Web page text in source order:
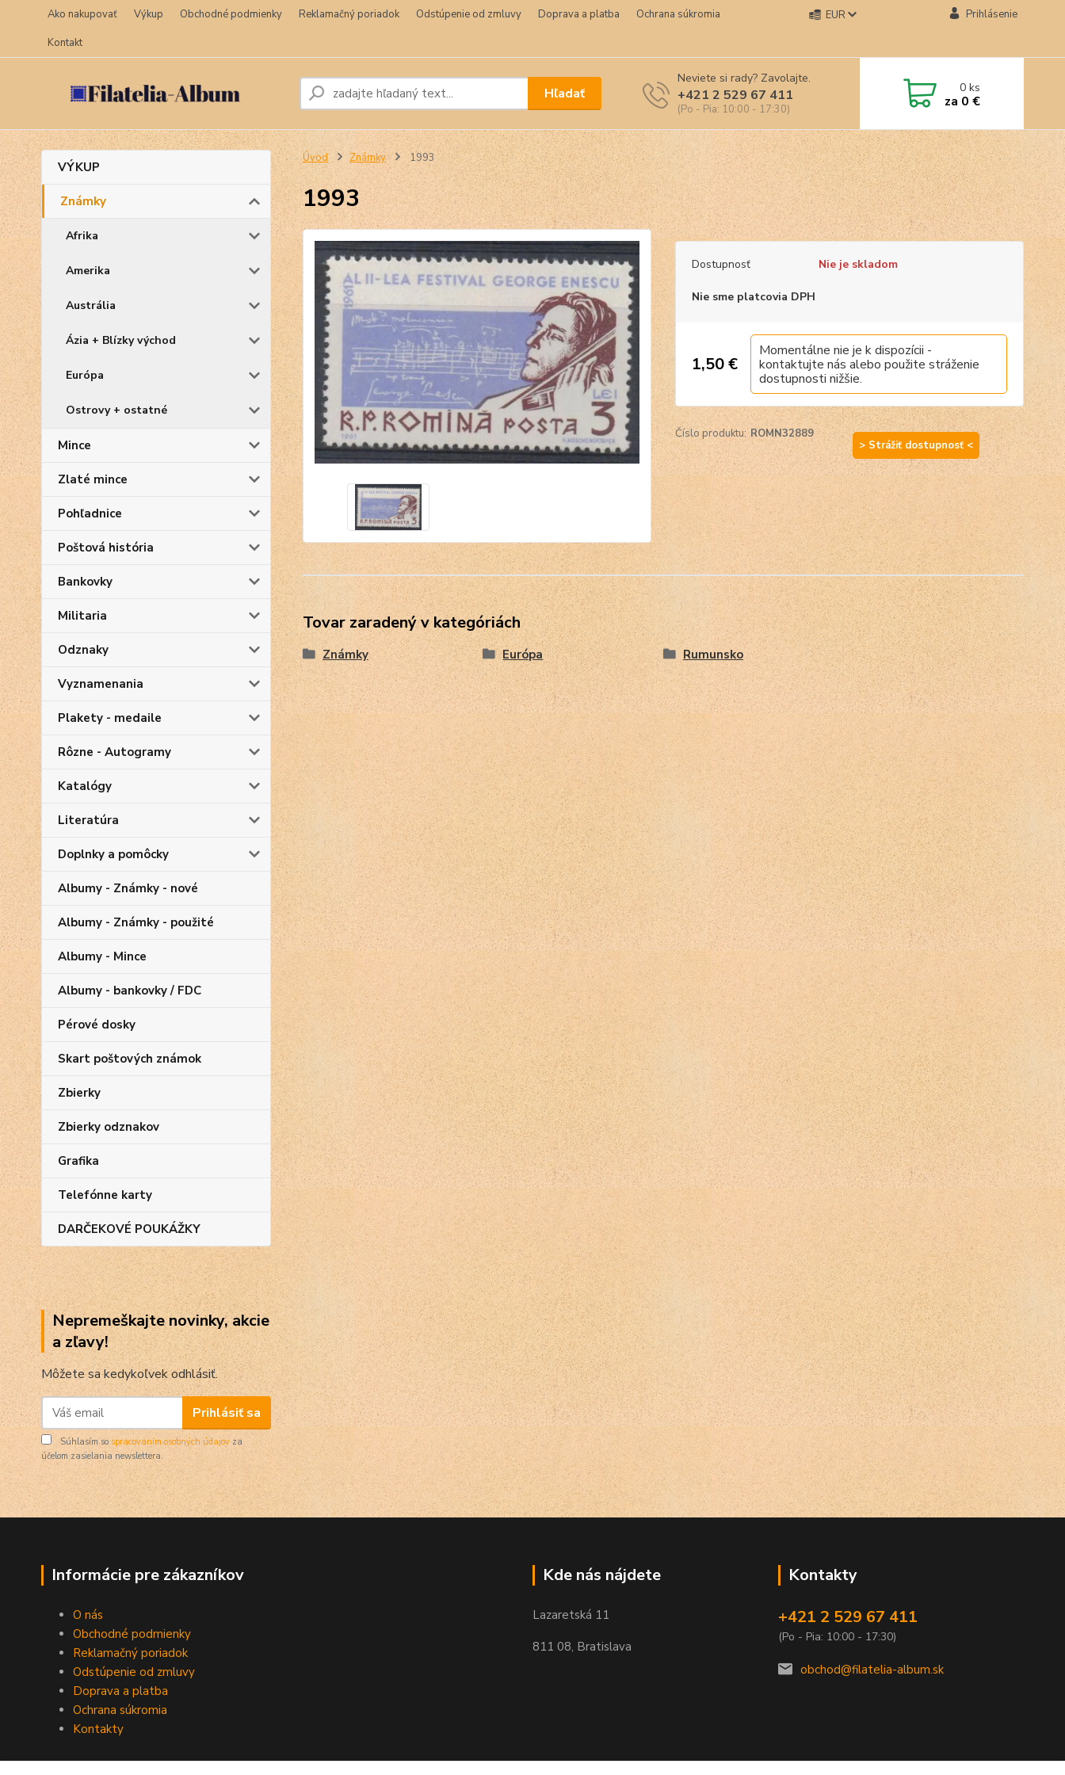
Ako nakupovať Výkup Obchodné podmienky Reklamačný poriadok Odstúpenie od zmluvy Doprava a platba
Ochrana súkromia
Kontakt
EUR Prihlásenie
Hľadať
Neviete si rady? Zavolajte.
+421 2 529 67 411
(Po - Pia: 10:00 - 17:30)
0ks
za 0 €
VÝKUP
Známky
Afrika
Amerika
Austrália
Ázia + Blízky východ
Európa
Ostrovy + ostatné
Mince
Zlaté mince
Pohľadnice
Poštová história
Bankovky
Militaria
Odznaky
Vyznamenania
Plakety - medaile
Rôzne - Autogramy
Katalógy
Literatúra
Doplnky a pomôcky
Albumy - Známky - nové
Albumy - Známky - použité
Albumy - Mince
Albumy - bankovky / FDC
Pérové dosky
Skart poštových známok
Zbierky
Zbierky odznakov
Grafika
Telefónne karty
DARČEKOVÉ POUKÁŽKY
Nepremeškajte novinky, akcie
a zľavy!
Môžete sa kedykoľvek odhlásiť.
Prihlásiť sa
Súhlasím so spracovaním osobných údajov za
účelom zasielania newslettera.
Úvod Známky 1993
1993
Dostupnosť Nie je skladom
Nie sme platcovia DPH
1,50 €
Momentálne nie je k dispozícii -
kontaktujte nás alebo použite stráženie
dostupnosti nižšie.
Číslo produktu: ROMN32889
> Strážiť dostupnosť <
Tovar zaradený v kategóriách
Známky Európa Rumunsko
Informácie pre zákazníkov
O nás
Obchodné podmienky
Reklamačný poriadok
Odstúpenie od zmluvy
Doprava a platba
Ochrana súkromia
Kontakty
Kde nás nájdete
Lazaretská 11
811 08, Bratislava
Kontakty
+421 2 529 67 411
(Po - Pia: 10:00 - 17:30)
obchod@filatelia-album.sk